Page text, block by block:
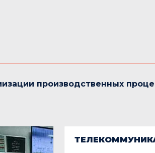
производственных